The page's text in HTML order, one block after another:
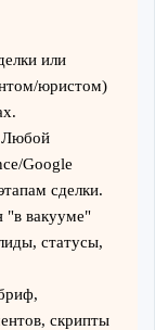
или
юристом)
Любой
Google
сделки.
"в вакууме"
статусы,
скрипты